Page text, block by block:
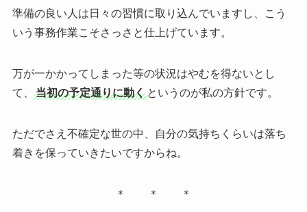
準備の良い人は日々の習慣に取り込んでいますし、こう
いう事務作業こそさっさと仕上げています。
万が一かかってしまった等の状況はやむを得ないとし
て、
当初の予定通りに動くというのが私の方針です。
ただでさえ不確定な世の中、自分の気持ちくらいは落ち
着きを保っていきたいですからね。
＊ ＊ ＊